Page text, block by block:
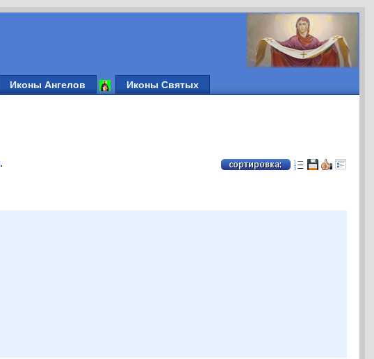
Иконы Ангелов Иконы Святых
.